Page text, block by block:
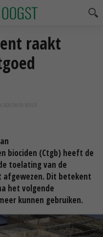
raakt
2026 OM 09:30
biociden (Ctgb) heeft de
toelating van de
Dit betekent
het volgende
kunnen gebruiken.